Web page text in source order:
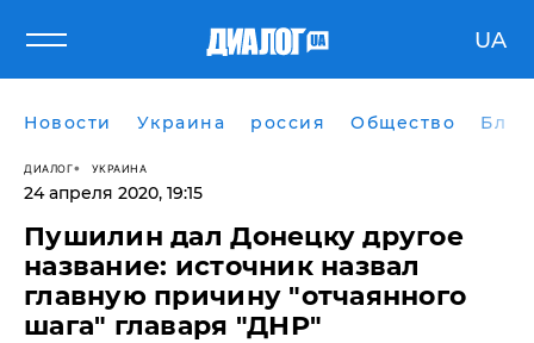
UA
Новости Украина россия Общество
ДИАЛОГ УКРАИНА
24 апреля 2020, 19:15
Пушилин дал Донецку другое
название: источник назвал
главную причину "отчаянного
шага" главаря "ДНР"